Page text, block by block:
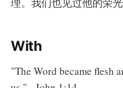
理。我们也见过他的荣
With
"The Word became flesh